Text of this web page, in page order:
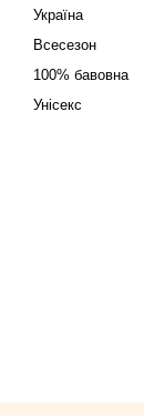
Україна
Всесезон
100% бавовна
Унісекс